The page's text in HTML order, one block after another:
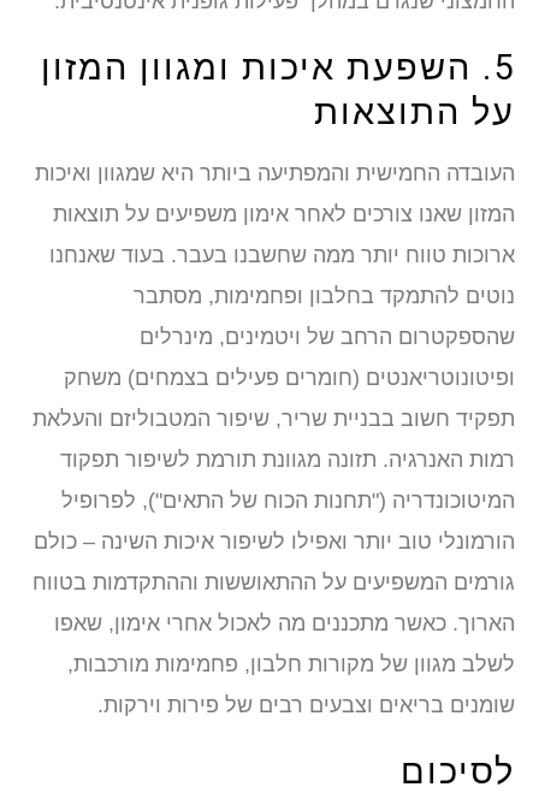
5. השפעת איכות ומגוון המזון
על התוצאות
העובדה החמישית והמפתיעה ביותר היא שמגוון ואיכות
המזון שאנו צורכים לאחר אימון משפיעים על תוצאות
ארוכות טווח יותר ממה שחשבנו בעבר. בעוד שאנחנו
נוטים להתמקד בחלבון ופחמימות, מסתבר
שהספקטרום הרחב של ויטמינים, מינרלים
ופיטונוטריאנטים (חומרים פעילים בצמחים) משחק
תפקיד חשוב בבניית שריר, שיפור המטבוליזם והעלאת
רמות האנרגיה. תזונה מגוונת תורמת לשיפור תפקוד
המיטוכונדריה ("תחנות הכוח של התאים"), לפרופיל
הורמונלי טוב יותר ואפילו לשיפור איכות השינה – כולם
גורמים המשפיעים על ההתאוששות וההתקדמות בטווח
הארוך. כאשר מתכננים מה לאכול אחרי אימון, שאפו
לשלב מגוון של מקורות חלבון, פחמימות מורכבות,
שומנים בריאים וצבעים רבים של פירות וירקות.
לסיכום